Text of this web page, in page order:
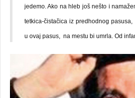
jedemo. Ako na hleb još nešto i
tetkica-čistačica iz predhodnog
u ovaj pasus, na mestu bi umrla. Od